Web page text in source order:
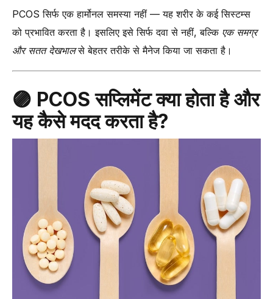
PCOS सिर्फ एक हार्मोनल समस्या नहीं — यह शरीर के कई सिस्टम्स
को प्रभावित करता है। इसलिए इसे सिर्फ दवा से नहीं, बल्कि एक समग्र
और सतत देखभालसे बेहतर तरीके से मैनेज किया जा सकता है।
🟣 PCOS सप्लिमेंट क्या होता है और
यह कैसे मदद करता है?